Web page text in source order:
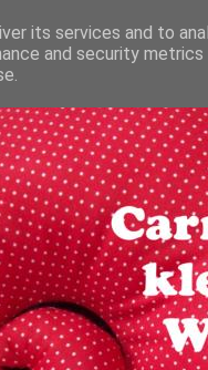
its services and to
and security